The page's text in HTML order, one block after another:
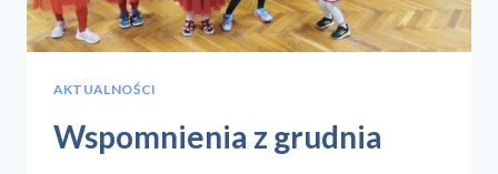
AKTUALNOŚCI
Wspomnienia z grudnia